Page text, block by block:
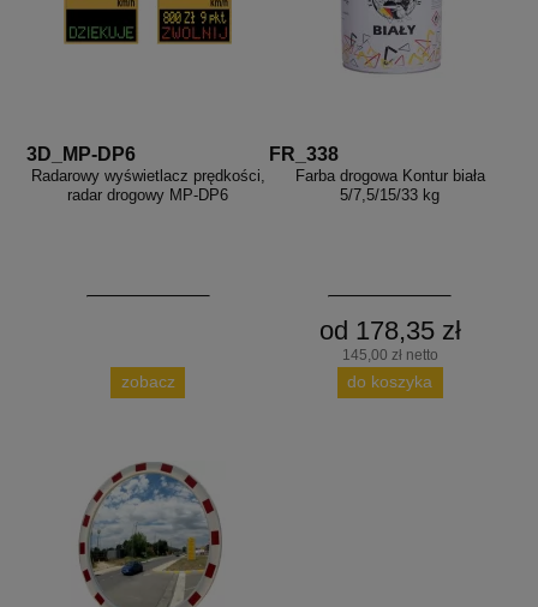
3D_MP-DP6
Radarowy wyświetlacz prędkości,
radar drogowy MP-DP6
zobacz
FR_338
Farba drogowa Kontur biała
5/7,5/15/33 kg
od 178,35 zł
145,00 zł netto
do koszyka